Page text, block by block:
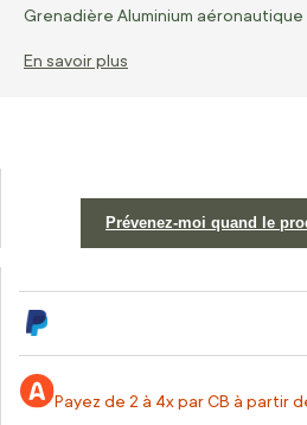
Grenadière Aluminium aéronautique
En savoir plus
Prévenez-moi quand le
Payez de 2 à 4x par CB à partir